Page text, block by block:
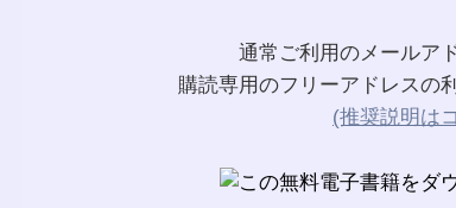
通常ご利用のメールア
購読専用のフリーアドレスの
(推奨説明は